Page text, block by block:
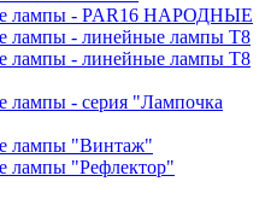
лампы - PAR16 НАРОДНЫЕ
лампы - линейные лампы T8
лампы - линейные лампы T8
лампы - серия "Лампочка
лампы "Винтаж"
лампы "Рефлектор"